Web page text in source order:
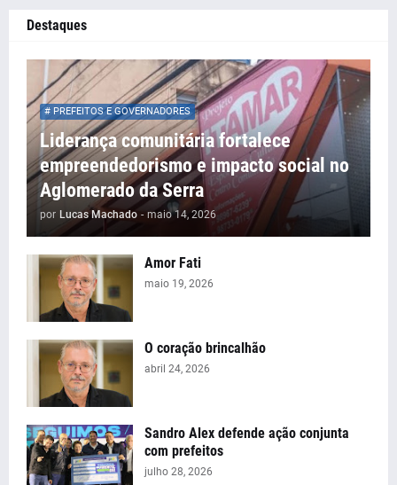
Destaques
# PREFEITOS E GOVERNADORES
Liderança comunitária fortalece
empreendedorismo e impacto social no
Aglomerado da Serra
por Lucas Machado - maio 14, 2026
Amor Fati
maio 19, 2026
O coração brincalhão
abril 24, 2026
Sandro Alex defende ação conjunta
com prefeitos
julho 28, 2026